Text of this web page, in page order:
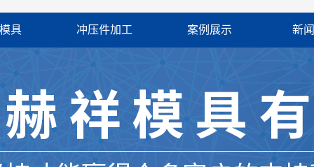
具 冲压件加工 案例展示 新
常